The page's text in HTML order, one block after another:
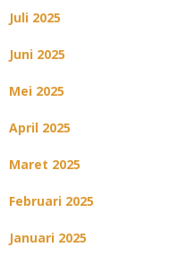
Juli 2025
Juni 2025
Mei 2025
April 2025
Maret 2025
Februari 2025
Januari 2025